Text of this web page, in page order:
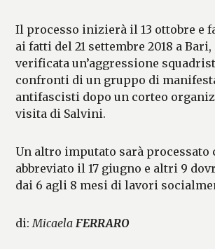
Il processo inizierà il 13 ottobre e
ai fatti del 21 settembre 2018 a Bari,
verificata un’aggressione
confronti di un gruppo di
antifascisti dopo un corteo
visita di Salvini.
Un altro imputato sarà processato
abbreviato il 17 giugno e altri 9
dai 6 agli 8 mesi di lavori
di:MicaelaFERRARO